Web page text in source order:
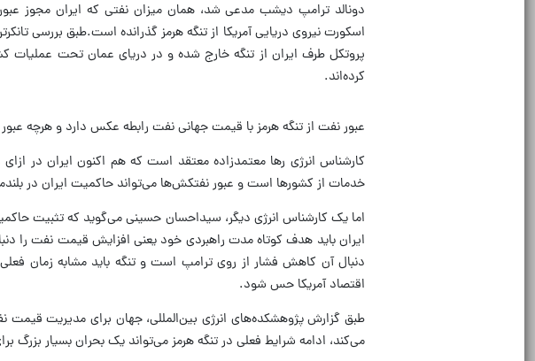
اسکورت نیروی دریایی آمریکا از تنگه هرمز گذرانده است.
پروتکل طرف ایران از تنگه خارج شده و در دریای عمان تحت عملیات
کرده‌اند.
عبور نفت از تنگه هرمز با قیمت جهانی نفت رابطه عکس دارد و هرچه
کارشناس انرژی رها معتمدزاده معتقد است که هم اکنون ایران در ازای
خدمات از کشورها است و عبور نفتکش‌ها می‌تواند حاکمیت ایران در
اما یک کارشناس انرژی دیگر، سیداحسان حسینی می‌گوید که تثبیت
ایران باید هدف کوتاه مدت راهبردی خود یعنی افزایش قیمت نفت را
دنبال آن کاهش فشار از روی ترامپ است و تنگه باید مشابه زمان
اقتصاد آمریکا حس شود.
طبق گزارش پژوهشکده‌های انرژی بین‌المللی، جهان برای مدیریت
می‌کند، ادامه شرایط فعلی در تنگه هرمز می‌تواند یک بحران بسیار بزرگ